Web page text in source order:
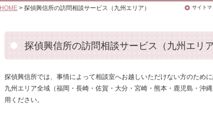
探偵興信所の訪問相談サービス（九州エリア
探偵興信所では、事情によって相談室へお越しいただけない方のため
九州エリア全域（福岡・長崎・佐賀・大分・宮崎・熊本・鹿児島・沖
用ください。
HOME > 探偵興信所の訪問相談サービス（九州エリア） サイトマ